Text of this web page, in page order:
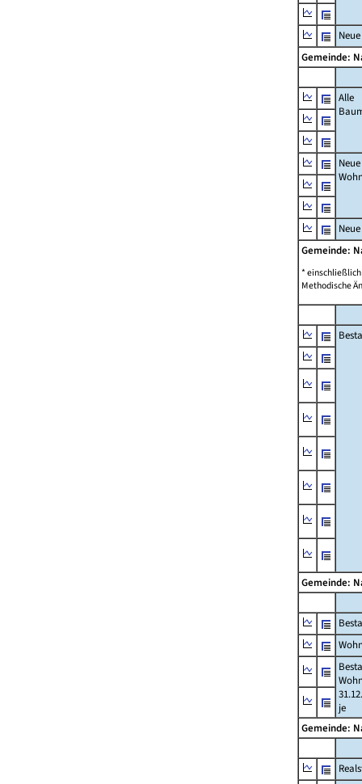
Gemeinde:
Alle
Neue
Gemeinde:
*
Methodische
Gemeinde:
je
Gemeinde: